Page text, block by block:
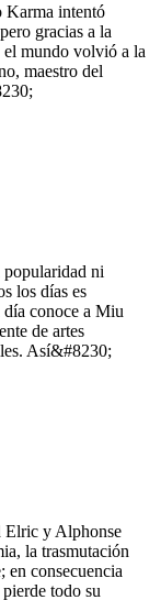
Karma intentó
gracias a la
mundo volvió a la
maestro del
popularidad ni
los días es
día conoce a Miu
de artes
Así&#8230;
Elric y Alphonse
la trasmutación
en consecuencia
todo su